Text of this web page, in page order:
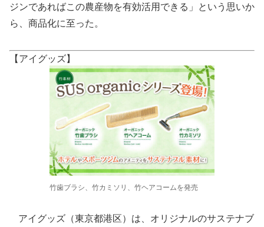
ジンであればこの農産物を有効活用できる」という思いか
ら、商品化に至った。
【アイグッズ】
竹歯ブラシ、竹カミソリ、竹ヘアコームを発売
アイグッズ（東京都港区）は、オリジナルのサステナブ